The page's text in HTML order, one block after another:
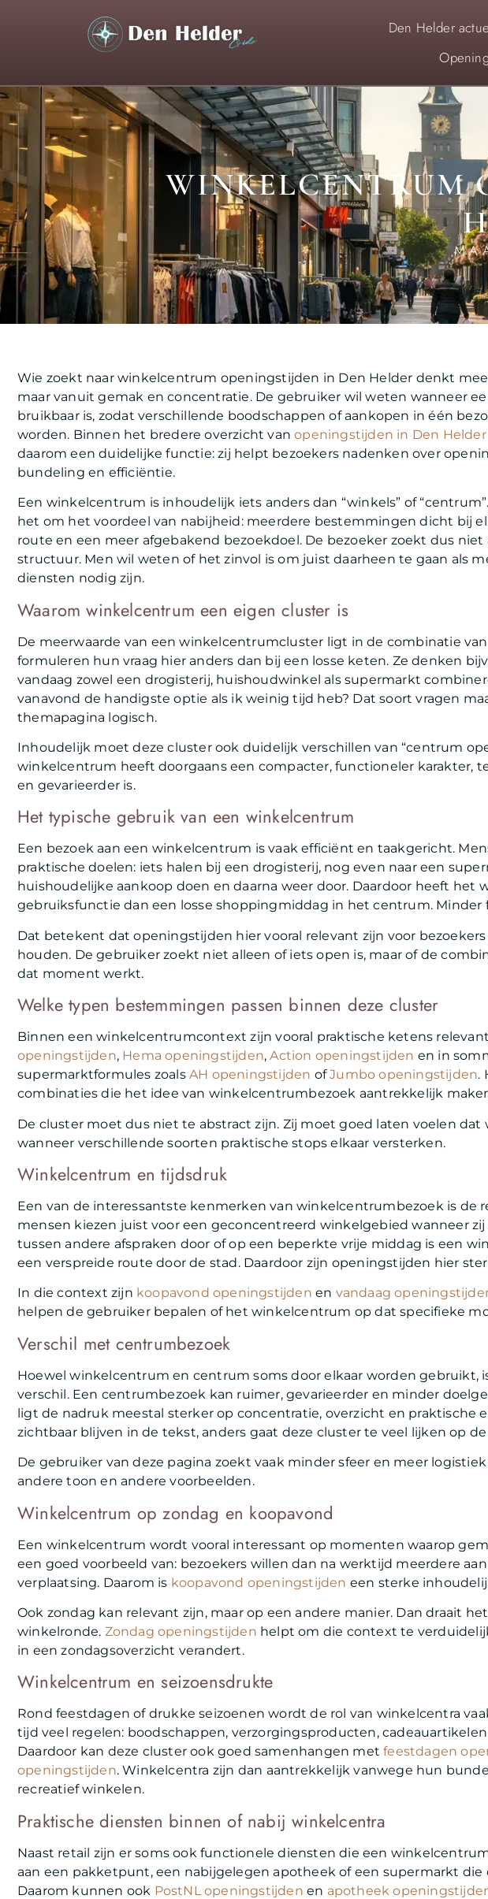
Den Helder
WINKELCENTRUM
Wie zoekt naar winkelcentrum openingstijden in Den Helder denkt
maar vanuit gemak en concentratie. De gebruiker wil weten wanneer
bruikbaar is, zodat verschillende boodschappen of aankopen in één
worden. Binnen het bredere overzicht vanopeningstijden in Den Helder
daarom een duidelijke functie: zij helpt bezoekers nadenken over
bundeling en efficiëntie.
Een winkelcentrum is inhoudelijk iets anders dan “winkels” of
het om het voordeel van nabijheid: meerdere bestemmingen dicht bij
route en een meer afgebakend bezoekdoel. De bezoeker zoekt dus niet
structuur. Men wil weten of het zinvol is om juist daarheen te gaan als
diensten nodig zijn.
Waarom winkelcentrum een eigen cluster is
De meerwaarde van een winkelcentrumcluster ligt in de combinatie
formuleren hun vraag hier anders dan bij een losse keten. Ze denken
vandaag zowel een drogisterij, huishoudwinkel als supermarkt
vanavond de handigste optie als ik weinig tijd heb? Dat soort vragen
themapagina logisch.
Inhoudelijk moet deze cluster ook duidelijk verschillen van “centrum
winkelcentrum heeft doorgaans een compacter, functioneler karakter,
en gevarieerder is.
Het typische gebruik van een winkelcentrum
Een bezoek aan een winkelcentrum is vaak efficiënt en taakgericht.
praktische doelen: iets halen bij een drogisterij, nog even naar een
huishoudelijke aankoop doen en daarna weer door. Daardoor heeft het
gebruiksfunctie dan een losse shoppingmiddag in het centrum. Minder
Dat betekent dat openingstijden hier vooral relevant zijn voor
houden. De gebruiker zoekt niet alleen of iets open is, maar of de
dat moment werkt.
Welke typen bestemmingen passen binnen deze cluster
Binnen een winkelcentrumcontext zijn vooral praktische ketens
openingstijden, Hema openingstijden,Action openingstijden en in
supermarktformules zoals AH openingstijden ofJumbo openingstijden.
combinaties die het idee van winkelcentrumbezoek aantrekkelijk
De cluster moet dus niet te abstract zijn. Zij moet goed laten voelen
wanneer verschillende soorten praktische stops elkaar versterken.
Winkelcentrum en tijdsdruk
Een van de interessantste kenmerken van winkelcentrumbezoek is de
mensen kiezen juist voor een geconcentreerd winkelgebied wanneer
tussen andere afspraken door of op een beperkte vrije middag is een
een verspreide route door de stad. Daardoor zijn openingstijden hier
In die context zijn koopavond openingstijden en vandaag
helpen de gebruiker bepalen of het winkelcentrum op dat specifieke
Verschil met centrumbezoek
Hoewel winkelcentrum en centrum soms door elkaar worden gebruikt,
verschil. Een centrumbezoek kan ruimer, gevarieerder en minder
ligt de nadruk meestal sterker op concentratie, overzicht en praktische
zichtbaar blijven in de tekst, anders gaat deze cluster te veel lijken op
De gebruiker van deze pagina zoekt vaak minder sfeer en meer
andere toon en andere voorbeelden.
Winkelcentrum op zondag en koopavond
Een winkelcentrum wordt vooral interessant op momenten waarop
een goed voorbeeld van: bezoekers willen dan na werktijd meerdere
verplaatsing. Daarom is koopavond openingstijden een sterke
Ook zondag kan relevant zijn, maar op een andere manier. Dan draait
winkelronde. Zondag openingstijden helpt om die context te
in een zondagsoverzicht verandert.
Winkelcentrum en seizoensdrukte
Rond feestdagen of drukke seizoenen wordt de rol van winkelcentra
tijd veel regelen: boodschappen, verzorgingsproducten,
Daardoor kan deze cluster ook goed samenhangen metfeestdagen
openingstijden. Winkelcentra zijn dan aantrekkelijk vanwege hun
recreatief winkelen.
Praktische diensten binnen of nabij winkelcentra
Naast retail zijn er soms ook functionele diensten die een
aan een pakketpunt, een nabijgelegen apotheek of een supermarkt
Daarom kunnen ook PostNL openingstijden en apotheek